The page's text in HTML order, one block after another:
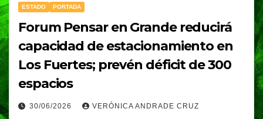
ESTADO PORTADA
Forum Pensar en Grande reducirá
capacidad de estacionamiento en
Los Fuertes; prevén déficit de 300
espacios
30/06/2026 VERÓNICA ANDRADE CRUZ